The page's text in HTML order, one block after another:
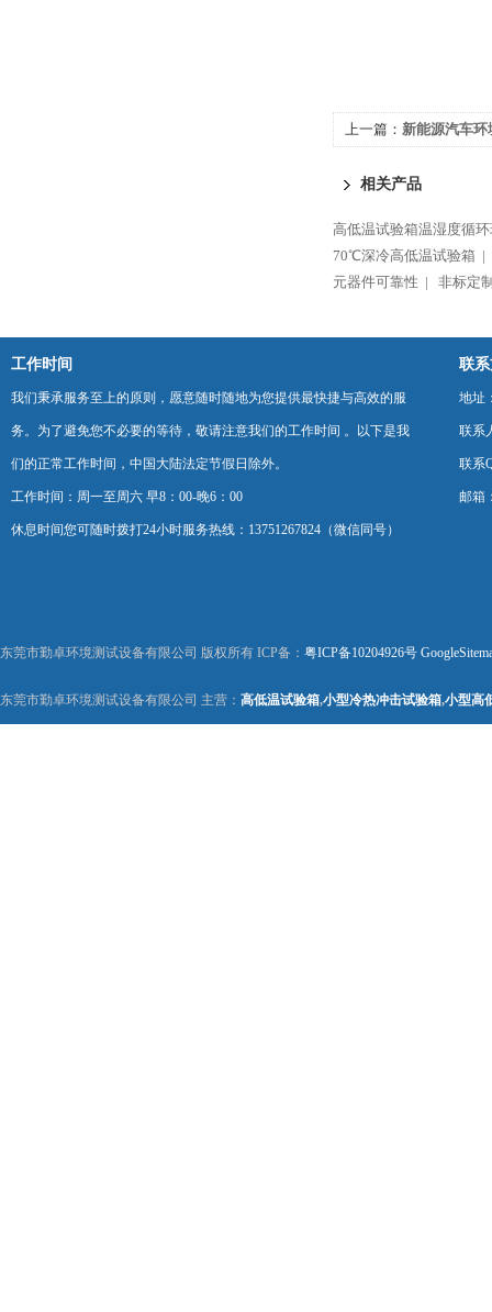
上一篇： 新能源汽车环
相关产品
高低温试验箱温湿度循
70℃深冷高低温试验箱 |
元器件可靠性 |
非标定
工作时间
我们秉承服务至上的原则，愿意随时随地为您提供最快捷与高效的服
务。为了避免您不必要的等待，敬请注意我们的工作时间 。以下是我
们的正常工作时间，中国大陆法定节假日除外。
工作时间：周一至周六 早8：00-晚6：00
休息时间您可随时拨打24小时服务热线：13751267824（微信同号）
联
地址
联系
联系
邮箱
东莞市勤卓环境测试设备有限公司 版权所有 ICP备： 粤ICP备10204926号
东莞市勤卓环境测试设备有限公司 主营： 高低温试验箱,小型冷热冲击试验箱,小型高